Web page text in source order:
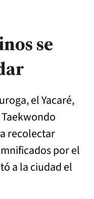
se
el Yacaré,
recolectar
por el
a la ciudad el